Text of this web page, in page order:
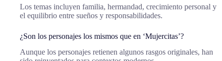
Los temas incluyen familia, hermandad, crecimiento personal y
el equilibrio entre sueños y responsabilidades.
¿Son los personajes los mismos que en ‘Mujercitas’?
Aunque los personajes retienen algunos rasgos originales, han